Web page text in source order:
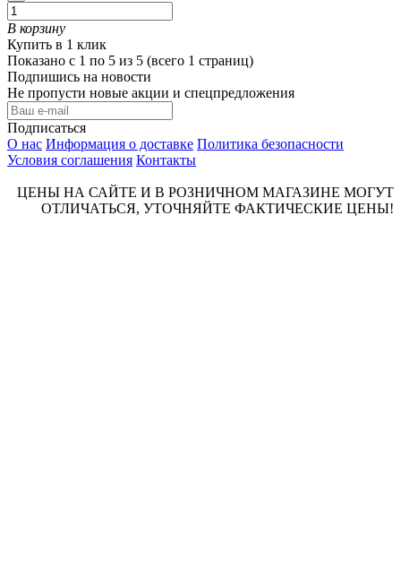
В корзину
Купить в 1 клик
Показано с 1 по 5 из 5 (всего 1 страниц)
Подпишись на новости
Не пропусти новые акции и спецпредложения
Подписаться
О нас Информация о доставке Политика безопасности
Условия соглашения Контакты
ЦЕНЫ НА САЙТЕ И В РОЗНИЧНОМ МАГАЗИНЕ МОГУТ
ОТЛИЧАТЬСЯ, УТОЧНЯЙТЕ ФАКТИЧЕСКИЕ ЦЕНЫ!